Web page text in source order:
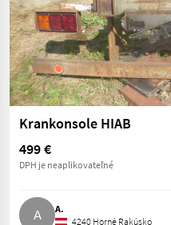
Krankonsole HIAB
499 €
DPH je neaplikovateľné
A.
4240 Horné Rakúsko